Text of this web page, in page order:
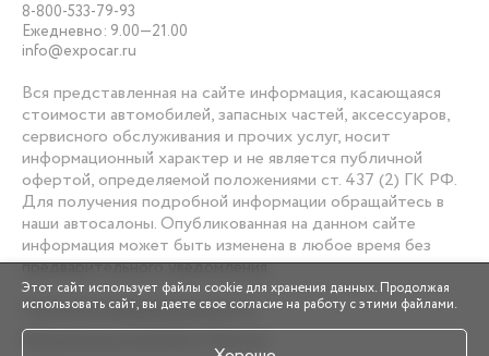
8-800-533-79-93
Ежедневно: 9.00—21.00
info@expocar.ru
Вся представленная на сайте информация, касающаяся
стоимости автомобилей, запасных частей, аксессуаров,
сервисного обслуживания и прочих услуг, носит
информационный характер и не является публичной
офертой, определяемой положениями ст. 437 (2) ГК РФ.
Для получения подробной информации обращайтесь в
наши автосалоны. Опубликованная на данном сайте
информация может быть изменена в любое время без
предварительного уведомления.
Политика конфиденциальности
Этот сайт использует файлы cookie для хранения данных. Продолжая
использовать сайт, вы даете свое согласие на работу с этими файлами.